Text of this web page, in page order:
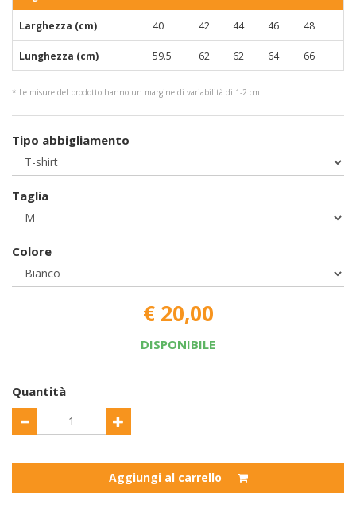
Larghezza (cm) 40 42 44 46 48
Lunghezza (cm) 59.5 62 62 64 66
* Le misure del prodotto hanno un margine di variabilità di 1-2 cm
Tipo abbigliamento
Taglia
Colore
€ 20,00
DISPONIBILE
Quantità
Aggiungi al carrello